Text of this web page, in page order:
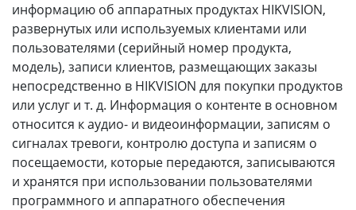
информацию об аппаратных продуктах HIKVISION,
развернутых или используемых клиентами или
пользователями (серийный номер продукта,
модель), записи клиентов, размещающих заказы
непосредственно в HIKVISION для покупки продуктов
или услуг и т. д. Информация о контенте в основном
относится к аудио- и видеоинформации, записям о
сигналах тревоги, контролю доступа и записям о
посещаемости, которые передаются, записываются
и хранятся при использовании пользователями
программного и аппаратного обеспечения